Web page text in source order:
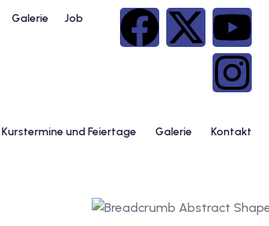
Galerie Job
Kurstermine und Feiertage Galerie Kontakt